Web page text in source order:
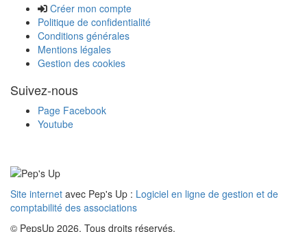
Créer mon compte
Politique de confidentialité
Conditions générales
Mentions légales
Gestion des cookies
Suivez-nous
Page Facebook
Youtube
Site internet avec Pep's Up : Logiciel en ligne de gestion et de
comptabilité des associations
© PepsUp 2026. Tous droits réservés.